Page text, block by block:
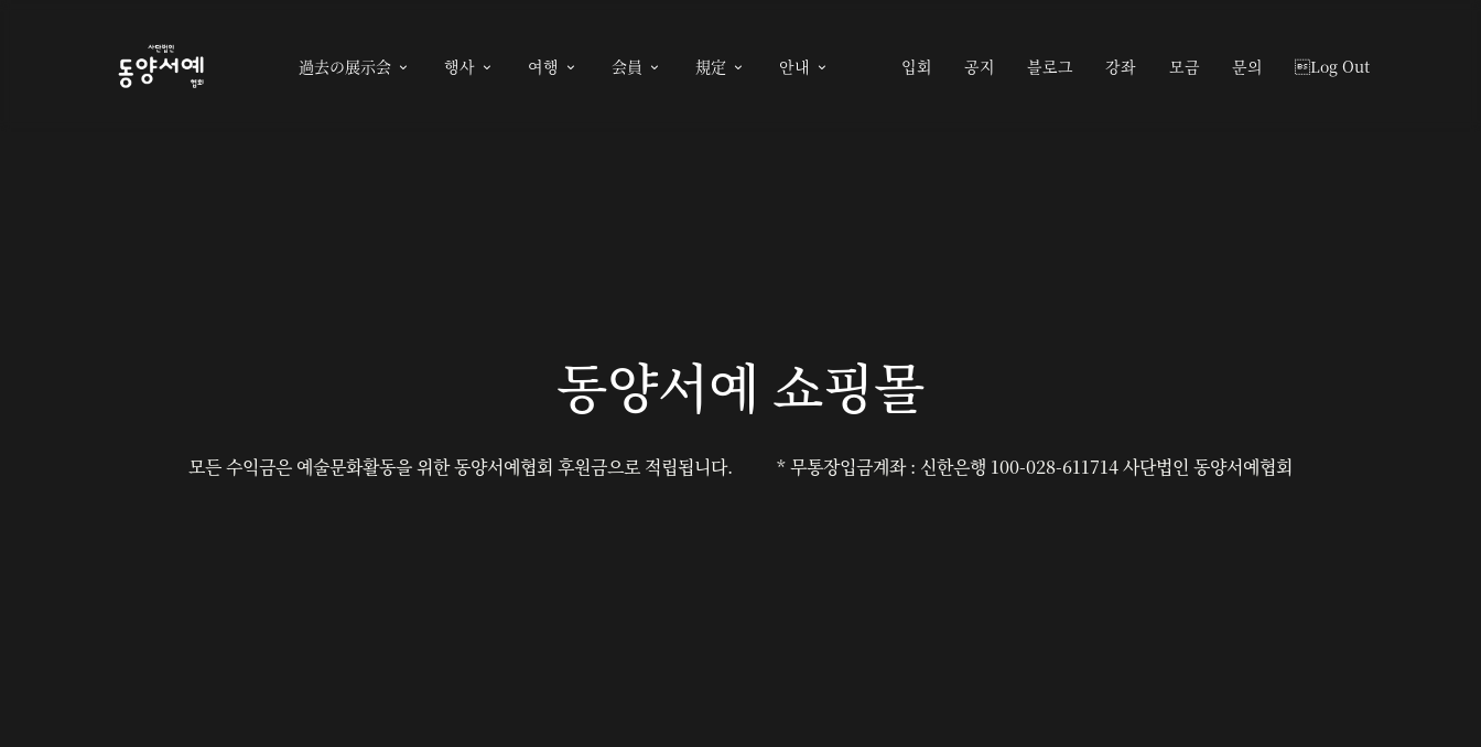
過去の展示会  행사  여행  会員  規定  안내  입회 공지 블로그 강좌 모금 문의 Log Out
동양서예 쇼핑몰
모든 수익금은 예술문화활동을 위한 동양서예협회 후원금으로 적립됩니다. * 무통장입금계좌 : 신한은행 100-028-611714 사단법인 동양서예협회